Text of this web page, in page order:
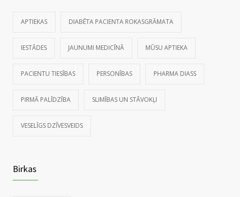
APTIEKAS DIABĒTA PACIENTA ROKASGRĀMATA
IESTĀDES JAUNUMI MEDICĪNĀ MŪSU APTIEKA
PACIENTU TIESĪBAS PERSONĪBAS PHARMA DIASS
PIRMĀ PALĪDZĪBA SLIMĪBAS UN STĀVOKĻI
VESELĪGS DZĪVESVEIDS
Birkas